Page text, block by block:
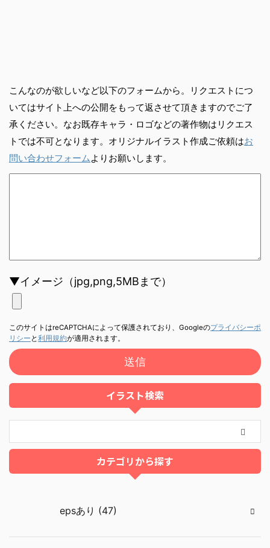
こんなのが欲しいなど以下のフォームから。リクエストにつ
いてはサイト上への公開をもって返させて頂きますのでご了
承ください。なお既存キャラ・ロゴなどの著作物はリクエス
トでは不可となります。オリジナルイラスト作成ご依頼はお
問い合わせフォーム よりお願いします。
▼イメージ（jpg,png,5MBまで）
このサイトはreCAPTCHAによって保護されており、Googleのプライバシーポ
リシー と利用規約が適用されます。
イラスト検索
カテゴリから探す
epsあり (47)